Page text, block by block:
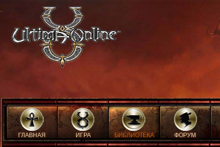
ГЛАВНАЯ ИГРА БИБЛИОТЕКА ФОРУМ